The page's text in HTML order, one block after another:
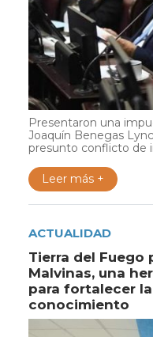
Presentaron una
Joaquín Benegas
presunto conflicto de
Leer más +
ACTUALIDAD
Tierra del Fuego
Malvinas, una
para fortalecer
conocimiento